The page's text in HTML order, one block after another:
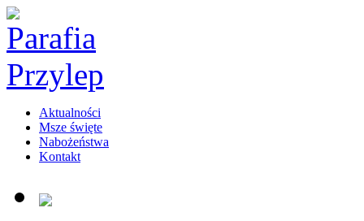
Aktualności
Msze święte
Nabożeństwa
Kontakt